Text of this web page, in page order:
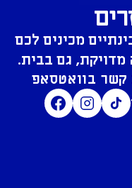
מכינים לכם
מדויקת, גם בבית.